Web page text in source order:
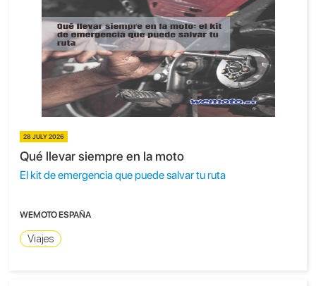
28 JULY 2026
Qué llevar siempre en la moto
El kit de emergencia que puede salvar tu ruta
WEMOTO ESPAÑA
Viajes